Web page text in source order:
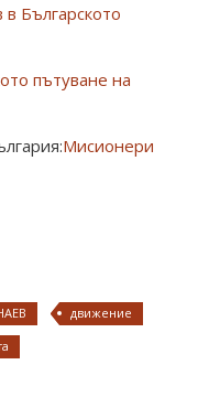
Българското
пътуване на
Мисионери
движение